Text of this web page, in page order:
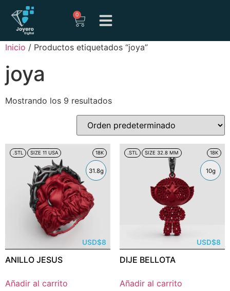
0
Inicio / Productos etiquetados “joya”
joya
Mostrando los 9 resultados
.STL SIZE 11 USA 18K
31.8g
USD$8
ANILLO JESUS
Añadir al carrito
.STL SIZE 32.8 MM 18K
10g
USD$8
DIJE BELLOTA
Añadir al carrito